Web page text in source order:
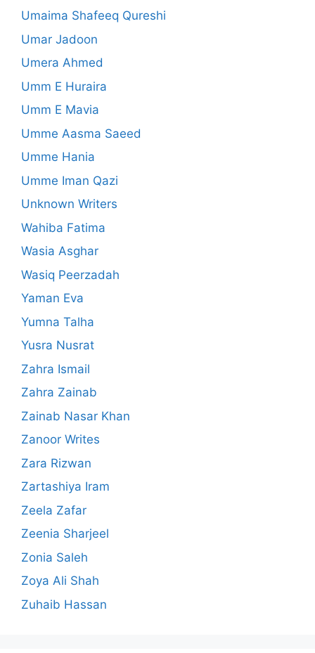
Umaima Shafeeq Qureshi
Umar Jadoon
Umera Ahmed
Umm E Huraira
Umm E Mavia
Umme Aasma Saeed
Umme Hania
Umme Iman Qazi
Unknown Writers
Wahiba Fatima
Wasia Asghar
Wasiq Peerzadah
Yaman Eva
Yumna Talha
Yusra Nusrat
Zahra Ismail
Zahra Zainab
Zainab Nasar Khan
Zanoor Writes
Zara Rizwan
Zartashiya Iram
Zeela Zafar
Zeenia Sharjeel
Zonia Saleh
Zoya Ali Shah
Zuhaib Hassan